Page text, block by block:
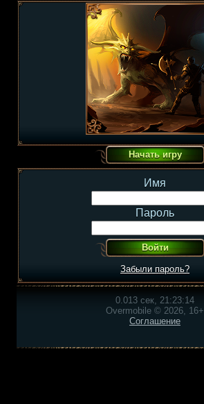
Имя
Пароль
Забыли пароль?
0.013 сек, 21:23:14
Overmobile © 2026, 16+
Соглашение